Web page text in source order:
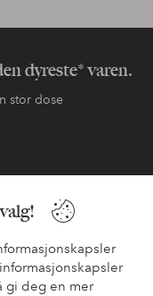
gi deg en mer
dyreste* varen.
stor dose